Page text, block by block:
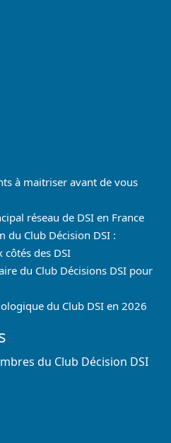
à maitriser avant de vous
réseau de DSI en France
du Club Décision DSI :
côtés des DSI
du Club Décisions DSI pour
du Club DSI en 2026
du Club Décision DSI